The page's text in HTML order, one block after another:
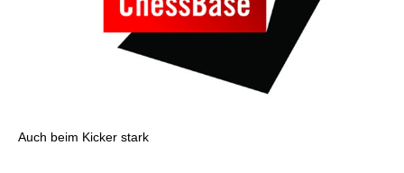
Auch beim Kicker stark